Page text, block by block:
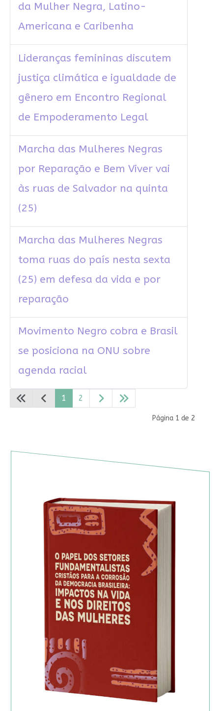
da Mulher Negra, Latino-
Americana e Caribenha
Lideranças femininas discutem
justiça climática e igualdade de
gênero em Encontro Regional
de Empoderamento Legal
Marcha das Mulheres Negras
por Reparação e Bem Viver vai
às ruas de Salvador na quinta
(25)
Marcha das Mulheres Negras
toma ruas do país nesta sexta
(25) em defesa da vida e por
reparação
Movimento Negro cobra e Brasil
se posiciona na ONU sobre
agenda racial
Página 1 de 2
1 2